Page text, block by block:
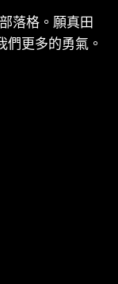
落格。願真田
更多的勇氣。